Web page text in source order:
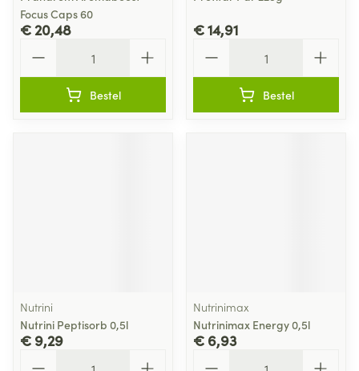
Focus Caps 60
€ 20,48
Bestel
€ 14,91
Bestel
Nutrini
Nutrini Peptisorb 0,5l
€ 9,29
Nutrinimax
Nutrinimax Energy 0,5l
€ 6,93